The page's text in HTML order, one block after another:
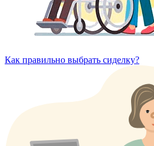
Как правильно выбрать сиделку?